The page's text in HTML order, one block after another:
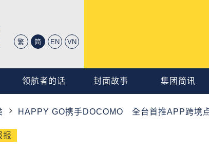
繁 简 EN VN
领航者的话 封面故事 集团简讯
HAPPY GO携手DOCOMO 全台首推APP跨境
报